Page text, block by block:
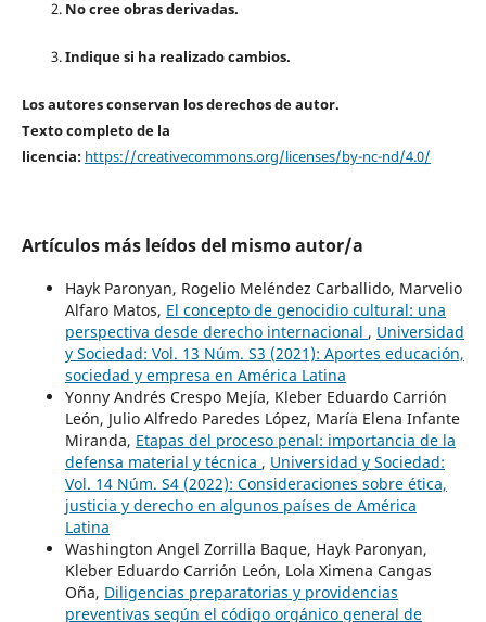
No cree obras derivadas.
Indique si ha realizado cambios.
Los autores conservan los derechos de autor.
Texto completo de la
licencia: https://creativecommons.org/licenses/by-nc-nd/4.0/
Artículos más leídos del mismo autor/a
Hayk Paronyan, Rogelio Meléndez Carballido, Marvelio
Alfaro Matos, El concepto de genocidio cultural: una
perspectiva desde derecho internacional , Universidad
y Sociedad: Vol. 13 Núm. S3 (2021): Aportes educación,
sociedad y empresa en América Latina
Yonny Andrés Crespo Mejía, Kleber Eduardo Carrión
León, Julio Alfredo Paredes López, María Elena Infante
Miranda, Etapas del proceso penal: importancia de la
defensa material y técnica , Universidad y Sociedad:
Vol. 14 Núm. S4 (2022): Consideraciones sobre ética,
justicia y derecho en algunos países de América
Latina
Washington Angel Zorrilla Baque, Hayk Paronyan,
Kleber Eduardo Carrión León, Lola Ximena Cangas
Oña, Diligencias preparatorias y providencias
preventivas según el código orgánico general de